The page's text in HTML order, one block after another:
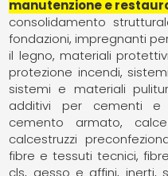
manutenzione e
consolidamento
fondazioni impregnanti
il legno materiali
protezione incendi
sistemi e materiali
additivi per cementi e
cemento armato
calcestruzzi
fibre e tessuti tecnici
cls gesso e affini inerti,